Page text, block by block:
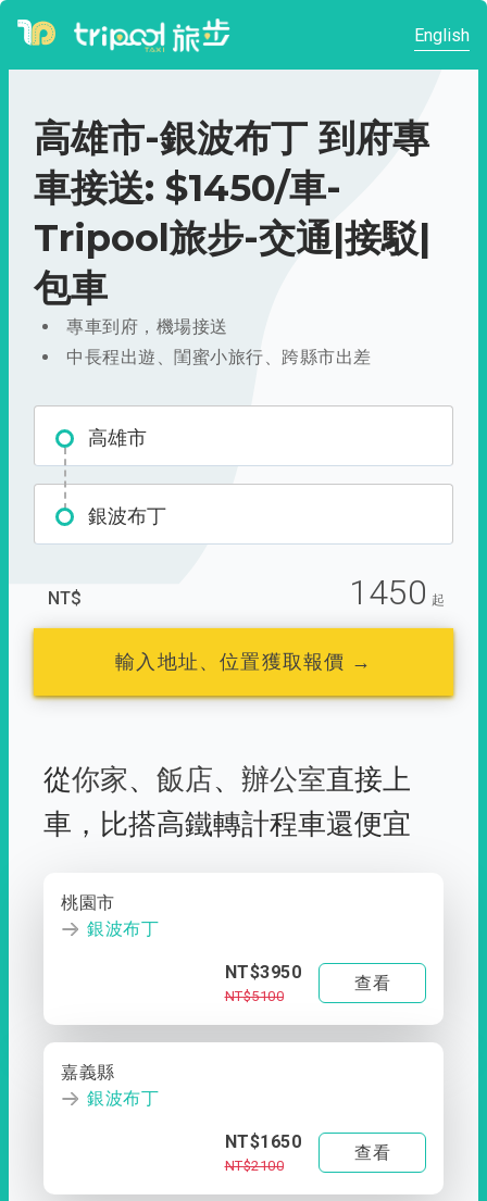
English
高雄市-銀波布丁 到府專
車接送: $1450/車-
Tripool旅步-交通|接駁|
包車
專車到府，機場接送
中長程出遊、閨蜜小旅行、跨縣市出差
高雄市
銀波布丁
NT$ 1450 起
輸入地址、位置獲取報價 →
從你家、 飯店、 辦公室直接上
車， 比搭高鐵轉計程車還便宜
桃園市
銀波布丁
NT$3950
NT$5100
查看
嘉義縣
銀波布丁
NT$1650
NT$2100
查看